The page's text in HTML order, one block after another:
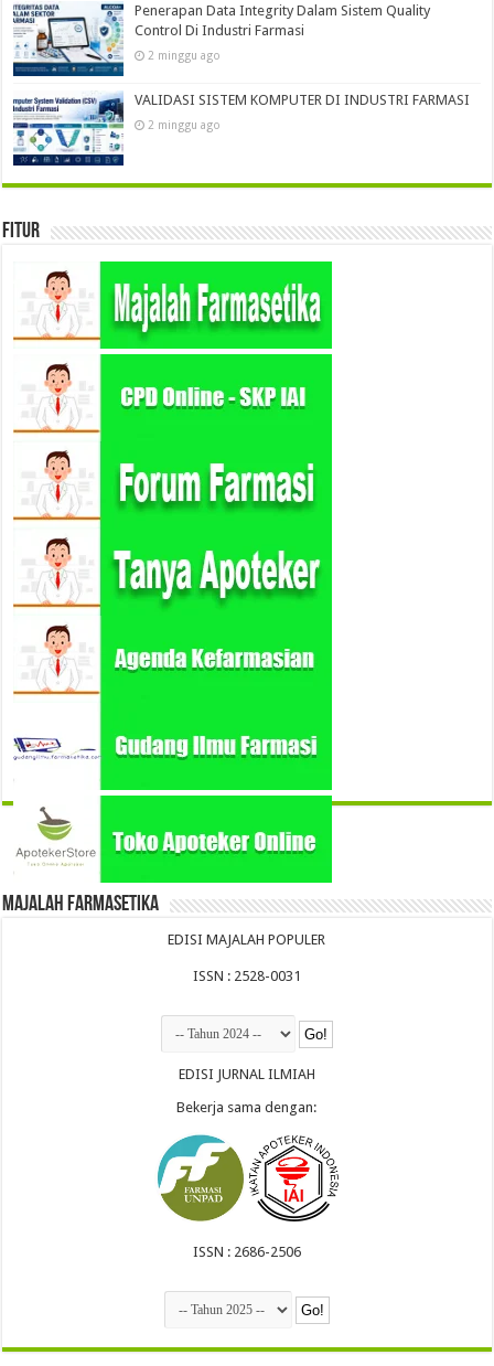
Penerapan Data Integrity Dalam Sistem Quality
Control Di Industri Farmasi
2 minggu ago
VALIDASI SISTEM KOMPUTER DI INDUSTRI FARMASI
2 minggu ago
Fitur
Majalah Farmasetika
EDISI MAJALAH POPULER
ISSN : 2528-0031
EDISI JURNAL ILMIAH
Bekerja sama dengan:
ISSN : 2686-2506